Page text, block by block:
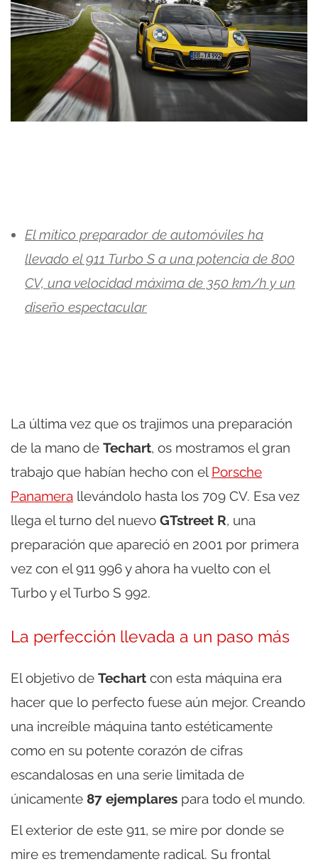
El mítico preparador de automóviles ha
llevado el 911 Turbo S a una potencia de 800
CV, una velocidad máxima de 350 km/h y un
diseño espectacular
La última vez que os trajimos una preparación
de la mano de Techart, os mostramos el gran
trabajo que habían hecho con el Porsche
Panamera llevándolo hasta los 709 CV. Esa vez
llega el turno del nuevo GTstreet R, una
preparación que apareció en 2001 por primera
vez con el 911 996 y ahora ha vuelto con el
Turbo y el Turbo S 992.
La perfección llevada a un paso más
El objetivo de Techart con esta máquina era
hacer que lo perfecto fuese aún mejor. Creando
una increíble máquina tanto estéticamente
como en su potente corazón de cifras
escandalosas en una serie limitada de
únicamente 87 ejemplares para todo el mundo.
El exterior de este 911, se mire por donde se
mire es tremendamente radical. Su frontal